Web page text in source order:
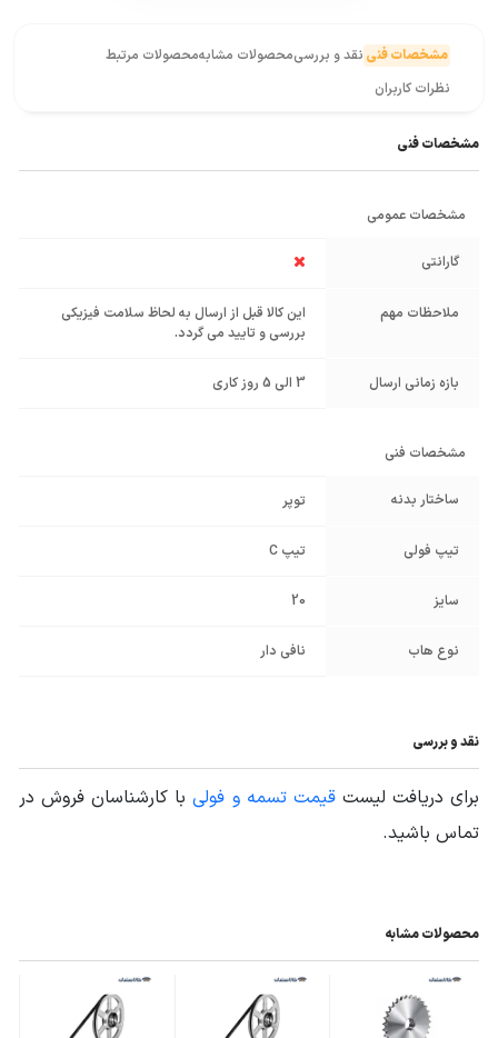
مشخصات فنی نقد و بررسیمحصولات مشابهمحصولات مرتبط
نظرات کاربران
مشخصات فنی
مشخصات عمومی
گارانتی
ملاحظات مهم
این کالا قبل از ارسال به لحاظ سلامت فیزیکی
بررسی و تایید می گردد.
بازه زمانی ارسال 3 الی 5 روز کاری
مشخصات فنی
ساختار بدنه توپر
تیپ فولی تیپ C
سایز 20
نوع هاب نافی دار
نقد و بررسی
برای دریافت لیستقیمت تسمه و فولیبا کارشناسان فروش در
تماس باشید.
محصولات مشابه